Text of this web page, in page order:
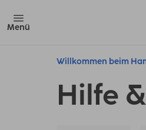
Menü
Willkommen beim
Hilfe